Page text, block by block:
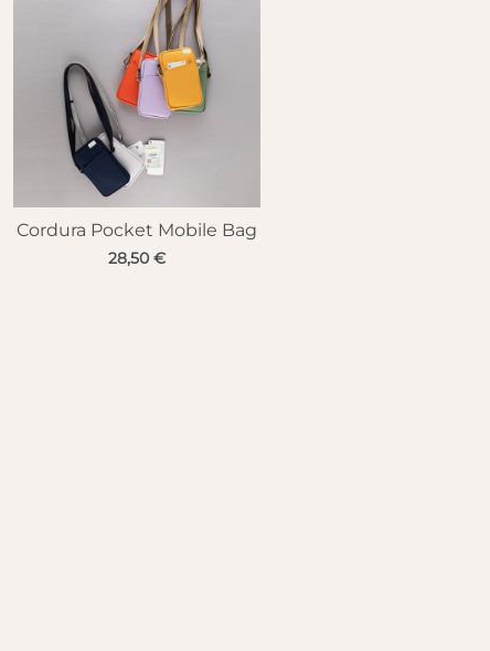
Cordura Pocket Mobile Bag
28,50 €